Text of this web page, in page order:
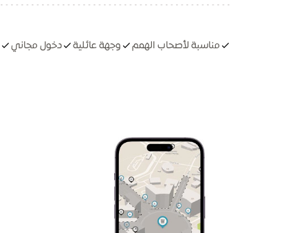
مناسبة لأصحاب الهمم وجهة عائلية دخول مجاني